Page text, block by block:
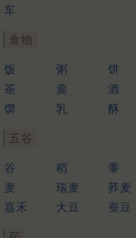
车
食物
饭 粥 饼
茶
羹 酒
馔
乳 酥
五谷
谷 稻 黍
麦
瑞麦 荞麦
嘉禾
大豆 蚕豆